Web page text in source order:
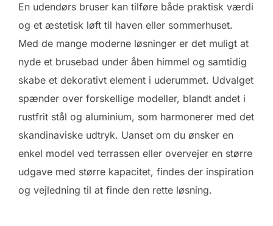
En udendørs bruser kan tilføre både praktisk værdi
og et æstetisk løft til haven eller sommerhuset.
Med de mange moderne løsninger er det muligt at
nyde et brusebad under åben himmel og samtidig
skabe et dekorativt element i uderummet. Udvalget
spænder over forskellige modeller, blandt andet i
rustfrit stål og aluminium, som harmonerer med det
skandinaviske udtryk. Uanset om du ønsker en
enkel model ved terrassen eller overvejer en større
udgave med større kapacitet, findes der inspiration
og vejledning til at finde den rette løsning.